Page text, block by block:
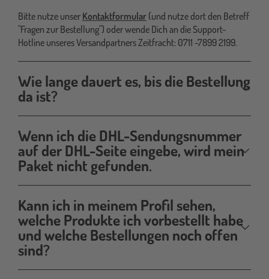
Bitte nutze unser Kontaktformular (und nutze dort den Betreff
"Fragen zur Bestellung") oder wende Dich an die Support-
Hotline unseres Versandpartners Zeitfracht: 0711 -7899 2199.
Wie lange dauert es, bis die Bestellung
da ist?
Wenn ich die DHL-Sendungsnummer
auf der DHL-Seite eingebe, wird mein
Paket nicht gefunden.
Kann ich in meinem Profil sehen,
welche Produkte ich vorbestellt habe
und welche Bestellungen noch offen
sind?